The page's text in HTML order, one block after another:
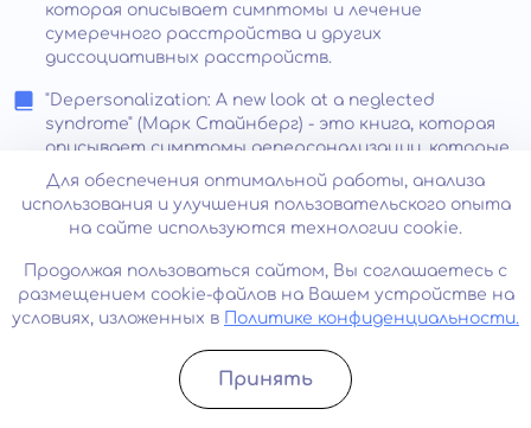
которая описывает симптомы и лечение
сумеречного расстройства и других
диссоциативных расстройств.
"Depersonalization: A new look at a neglected
syndrome" (Марк Стайнберг) - это книга, которая
описывает симптомы деперсонализации, которые
могут сопровождать сумеречное состояние, и
методы их лечения.
"The Oxford Handbook of Traumatic Stress Disorders"
(Уилсонсон Н. Т., Фридландер Р. П., Киттай С. М.) -
это книга, которая описывает различные виды
травматических расстройств, включая
"Understanding and treating dissociative identity
disorder" (Элизабет Ф. Лофтус, Эйва Б. Кленк) - это
Записатьcя
Для обеспечения оптимальной работы, анализа
использования и улучшения пользовательского опыта
на сайте используются технологии cookie.
Продолжая пользоваться сайтом, Вы соглашаетесь с
размещением cookie-файлов на Вашем устройстве на
условиях, изложенных в
Политике конфиденциальности.
Принять